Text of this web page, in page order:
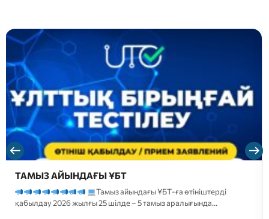
ТАМЫЗ АЙЫНДАҒЫ ҰБТ
Тамыз айындағы ҰБТ-ға өтініштерді
қабылдау 2026 жылғы 25 шілде – 5 тамыз аралығында…